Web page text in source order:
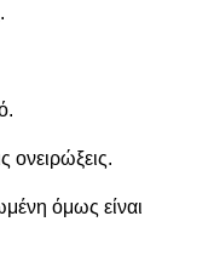
ονειρώξεις.
όμως είναι